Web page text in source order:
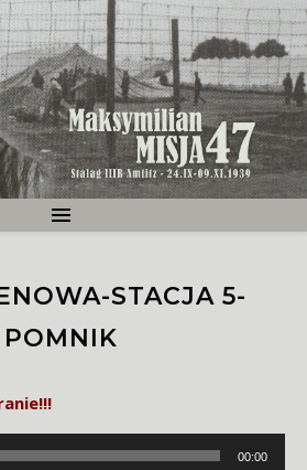
STACJA 5-
POMNIK
00:00